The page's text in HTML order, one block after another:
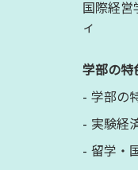
国際経営
ィ
学部の特
学部の
実験経
留学・